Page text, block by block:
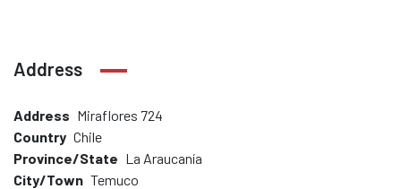
Address
Address Miraflores 724
Country Chile
Province/State La Araucanía
City/Town Temuco